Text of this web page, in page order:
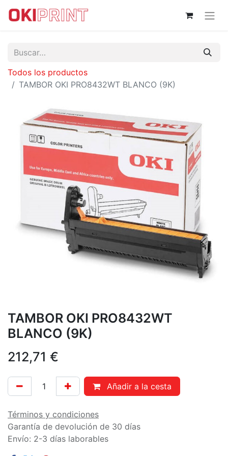
Todos los productos
TAMBOR OKI PRO8432WT BLANCO (9K)
TAMBOR OKI PRO8432WT
BLANCO (9K)
212,71 €
Añadir a la cesta
Términos y condiciones
Garantía de devolución de 30 días
Envío: 2-3 días laborables